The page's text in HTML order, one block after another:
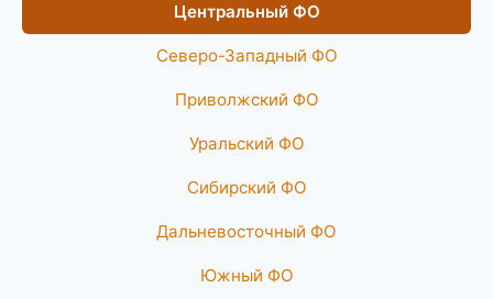
Центральный ФО
Северо-Западный ФО
Приволжский ФО
Уральский ФО
Сибирский ФО
Дальневосточный ФО
Южный ФО